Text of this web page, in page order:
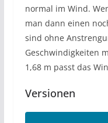
normal im Wind.
man dann einen
sind ohne
Geschwindigkeiten
1,68 m passt das
Versionen